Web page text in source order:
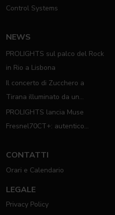
Control Systems
NEWS
PROLIGHTS sul palco del Rock
in Rio a Lisbona
Il concerto di Zucchero a
Tirana illuminato da un
completo rig PROLIGHTS
PROLIGHTS lancia Muse
Fresnel70CT+: autentico
CONTATTI
Orari e Calendario
LEGALE
Privacy Policy